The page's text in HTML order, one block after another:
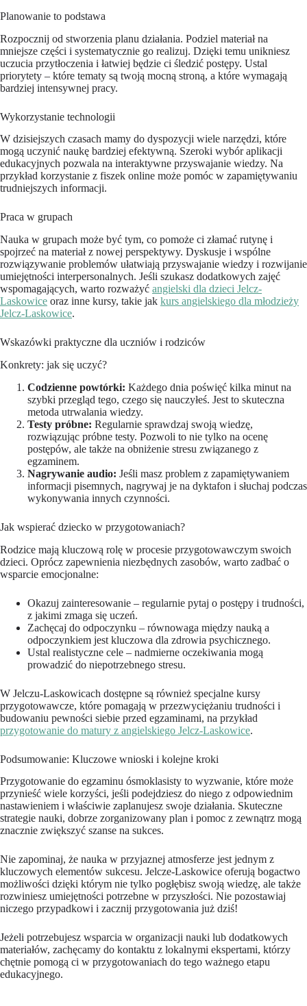
Planowanie to podstawa
Rozpocznij od stworzenia planu działania. Podziel materiał na
mniejsze części i systematycznie go realizuj. Dzięki temu unikniesz
uczucia przytłoczenia i łatwiej będzie ci śledzić postępy. Ustal
priorytety – które tematy są twoją mocną stroną, a które wymagają
bardziej intensywnej pracy.
Wykorzystanie technologii
W dzisiejszych czasach mamy do dyspozycji wiele narzędzi, które
mogą uczynić naukę bardziej efektywną. Szeroki wybór aplikacji
edukacyjnych pozwala na interaktywne przyswajanie wiedzy. Na
przykład korzystanie z fiszek online może pomóc w zapamiętywaniu
trudniejszych informacji.
Praca w grupach
Nauka w grupach może być tym, co pomoże ci złamać rutynę i
spojrzeć na materiał z nowej perspektywy. Dyskusje i wspólne
rozwiązywanie problemów ułatwiają przyswajanie wiedzy i rozwijanie
umiejętności interpersonalnych. Jeśli szukasz dodatkowych zajęć
wspomagających, warto rozważyć angielski dla dzieci Jelcz-
Laskowice oraz inne kursy, takie jak kurs angielskiego dla młodzieży
Jelcz-Laskowice.
Wskazówki praktyczne dla uczniów i rodziców
Konkrety: jak się uczyć?
Codzienne powtórki: Każdego dnia poświęć kilka minut na
szybki przegląd tego, czego się nauczyłeś. Jest to skuteczna
metoda utrwalania wiedzy.
Testy próbne: Regularnie sprawdzaj swoją wiedzę,
rozwiązując próbne testy. Pozwoli to nie tylko na ocenę
postępów, ale także na obniżenie stresu związanego z
egzaminem.
Nagrywanie audio: Jeśli masz problem z zapamiętywaniem
informacji pisemnych, nagrywaj je na dyktafon i słuchaj podczas
wykonywania innych czynności.
Jak wspierać dziecko w przygotowaniach?
Rodzice mają kluczową rolę w procesie przygotowawczym swoich
dzieci. Oprócz zapewnienia niezbędnych zasobów, warto zadbać o
wsparcie emocjonalne:
Okazuj zainteresowanie – regularnie pytaj o postępy i trudności,
z jakimi zmaga się uczeń.
Zachęcaj do odpoczynku – równowaga między nauką a
odpoczynkiem jest kluczowa dla zdrowia psychicznego.
Ustal realistyczne cele – nadmierne oczekiwania mogą
prowadzić do niepotrzebnego stresu.
W Jelczu-Laskowicach dostępne są również specjalne kursy
przygotowawcze, które pomagają w przezwyciężaniu trudności i
budowaniu pewności siebie przed egzaminami, na przykład
przygotowanie do matury z angielskiego Jelcz-Laskowice.
Podsumowanie: Kluczowe wnioski i kolejne kroki
Przygotowanie do egzaminu ósmoklasisty to wyzwanie, które może
przynieść wiele korzyści, jeśli podejdziesz do niego z odpowiednim
nastawieniem i właściwie zaplanujesz swoje działania. Skuteczne
strategie nauki, dobrze zorganizowany plan i pomoc z zewnątrz mogą
znacznie zwiększyć szanse na sukces.
Nie zapominaj, że nauka w przyjaznej atmosferze jest jednym z
kluczowych elementów sukcesu. Jelcze-Laskowice oferują bogactwo
możliwości dzięki którym nie tylko pogłębisz swoją wiedzę, ale także
rozwiniesz umiejętności potrzebne w przyszłości. Nie pozostawiaj
niczego przypadkowi i zacznij przygotowania już dziś!
Jeżeli potrzebujesz wsparcia w organizacji nauki lub dodatkowych
materiałów, zachęcamy do kontaktu z lokalnymi ekspertami, którzy
chętnie pomogą ci w przygotowaniach do tego ważnego etapu
edukacyjnego.